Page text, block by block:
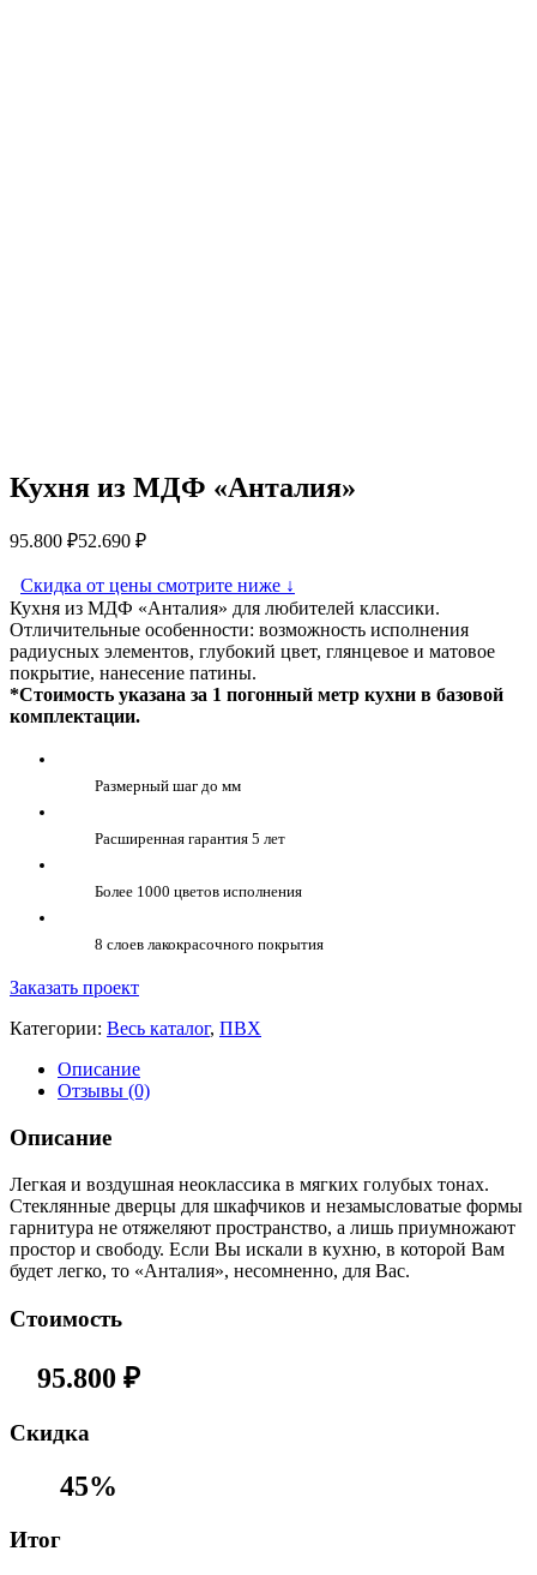
Кухня из МДФ «Анталия»
95.800 ₽52.690 ₽
Скидка от цены смотрите ниже ↓
Кухня из МДФ «Анталия» для любителей классики.
Отличительные особенности: возможность исполнения
радиусных элементов, глубокий цвет, глянцевое и матовое
покрытие, нанесение патины.
*Стоимость указана за 1 погонный метр кухни в базовой
комплектации.
Размерный шаг до мм
Расширенная гарантия 5 лет
Более 1000 цветов исполнения
8 слоев лакокрасочного покрытия
Заказать проект
Категории: Весь каталог, ПВХ
Описание
Отзывы (0)
Описание
Легкая и воздушная неоклассика в мягких голубых тонах.
Стеклянные дверцы для шкафчиков и незамысловатые формы
гарнитура не отяжеляют пространство, а лишь приумножают
простор и свободу. Если Вы искали в кухню, в которой Вам
будет легко, то «Анталия», несомненно, для Вас.
Стоимость
95.800₽
Cкидка
45%
Итог